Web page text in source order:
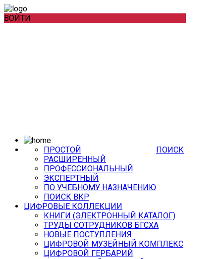
ВОЙТИ
ПОИСК
ПРОСТОЙ
РАСШИРЕННЫЙ
ПРОФЕССИОНАЛЬНЫЙ
ЭКСПЕРТНЫЙ
ПО УЧЕБНОМУ НАЗНАЧЕНИЮ
ПОИСК ВКР
ЦИФРОВЫЕ КОЛЛЕКЦИИ
КНИГИ (ЭЛЕКТРОННЫЙ КАТАЛОГ)
ТРУДЫ СОТРУДНИКОВ БГСХА
НОВЫЕ ПОСТУПЛЕНИЯ
ЦИФРОВОЙ МУЗЕЙНЫЙ КОМПЛЕКС
ЦИФРОВОЙ ГЕРБАРИЙ